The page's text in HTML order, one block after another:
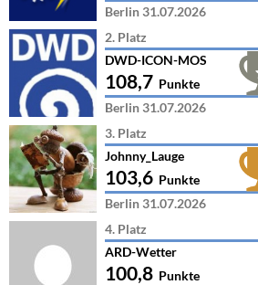
Berlin 31.07.2026
2. Platz
DWD-ICON-MOS
108,7 Punkte
Berlin 31.07.2026
3. Platz
Johnny_Lauge
103,6 Punkte
Berlin 31.07.2026
4. Platz
ARD-Wetter
100,8 Punkte